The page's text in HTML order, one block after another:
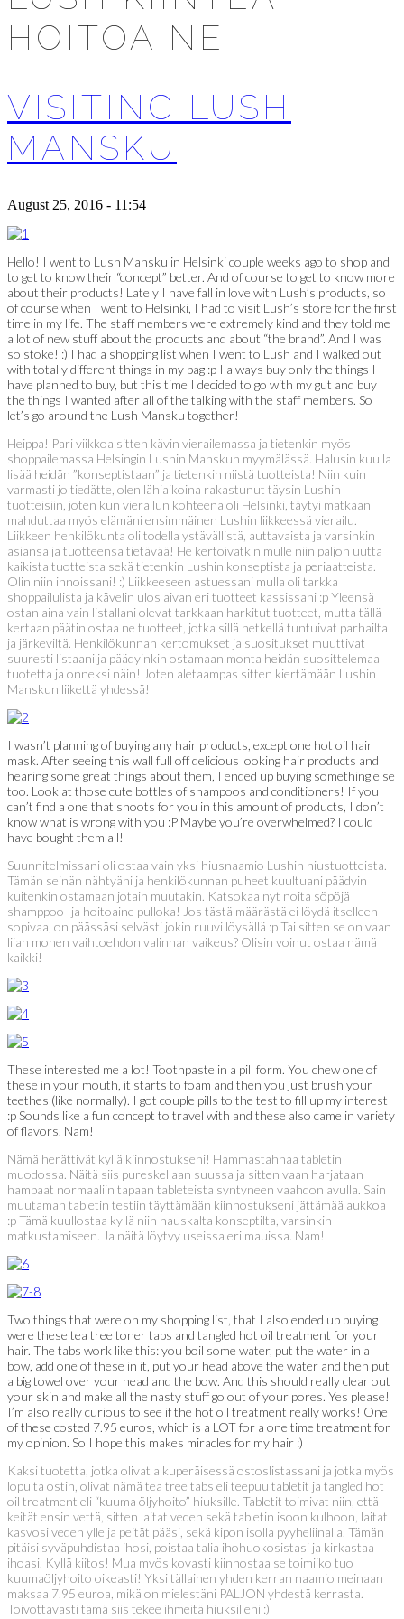
HOITOAINE
VISITING LUSH
MANSKU
August 25, 2016 - 11:54
Hello! I went to Lush Mansku in Helsinki couple weeks ago to shop and
to get to know their “concept” better. And of course to get to know more
about their products! Lately I have fall in love with Lush’s products, so
of course when I went to Helsinki, I had to visit Lush’s store for the first
time in my life. The staff members were extremely kind and they told me
a lot of new stuff about the products and about “the brand”. And I was
so stoke! :) I had a shopping list when I went to Lush and I walked out
with totally different things in my bag :p I always buy only the things I
have planned to buy, but this time I decided to go with my gut and buy
the things I wanted after all of the talking with the staff members. So
let’s go around the Lush Mansku together!
Heippa! Pari viikkoa sitten kävin vierailemassa ja tietenkin myös
shoppailemassa Helsingin Lushin Manskun myymälässä. Halusin kuulla
lisää heidän ”konseptistaan” ja tietenkin niistä tuotteista! Niin kuin
varmasti jo tiedätte, olen lähiaikoina rakastunut täysin Lushin
tuotteisiin, joten kun vierailun kohteena oli Helsinki, täytyi matkaan
mahduttaa myös elämäni ensimmäinen Lushin liikkeessä vierailu.
Liikkeen henkilökunta oli todella ystävällistä, auttavaista ja varsinkin
asiansa ja tuotteensa tietävää! He kertoivatkin mulle niin paljon uutta
kaikista tuotteista sekä tietenkin Lushin konseptista ja periaatteista.
Olin niin innoissani! :) Liikkeeseen astuessani mulla oli tarkka
shoppailulista ja kävelin ulos aivan eri tuotteet kassissani :p Yleensä
ostan aina vain listallani olevat tarkkaan harkitut tuotteet, mutta tällä
kertaan päätin ostaa ne tuotteet, jotka sillä hetkellä tuntuivat parhailta
ja järkeviltä. Henkilökunnan kertomukset ja suositukset muuttivat
suuresti listaani ja päädyinkin ostamaan monta heidän suosittelemaa
tuotetta ja onneksi näin! Joten aletaampas sitten kiertämään Lushin
Manskun liikettä yhdessä!
I wasn’t planning of buying any hair products, except one hot oil hair
mask. After seeing this wall full off delicious looking hair products and
hearing some great things about them, I ended up buying something else
too. Look at those cute bottles of shampoos and conditioners! If you
can’t find a one that shoots for you in this amount of products, I don’t
know what is wrong with you :P Maybe you’re overwhelmed? I could
have bought them all!
Suunnitelmissani oli ostaa vain yksi hiusnaamio Lushin hiustuotteista.
Tämän seinän nähtyäni ja henkilökunnan puheet kuultuani päädyin
kuitenkin ostamaan jotain muutakin. Katsokaa nyt noita söpöjä
shamppoo- ja hoitoaine pulloka! Jos tästä määrästä ei löydä itselleen
sopivaa, on päässäsi selvästi jokin ruuvi löysällä :p Tai sitten se on vaan
liian monen vaihtoehdon valinnan vaikeus? Olisin voinut ostaa nämä
kaikki!
These interested me a lot! Toothpaste in a pill form. You chew one of
these in your mouth, it starts to foam and then you just brush your
teethes (like normally). I got couple pills to the test to fill up my interest
:p Sounds like a fun concept to travel with and these also came in variety
of flavors. Nam!
Nämä herättivät kyllä kiinnostukseni! Hammastahnaa tabletin
muodossa. Näitä siis pureskellaan suussa ja sitten vaan harjataan
hampaat normaaliin tapaan tableteista syntyneen vaahdon avulla. Sain
muutaman tabletin testiin täyttämään kiinnostukseni jättämää aukkoa
:p Tämä kuullostaa kyllä niin hauskalta konseptilta, varsinkin
matkustamiseen. Ja näitä löytyy useissa eri mauissa. Nam!
Two things that were on my shopping list, that I also ended up buying
were these tea tree toner tabs and tangled hot oil treatment for your
hair. The tabs work like this: you boil some water, put the water in a
bow, add one of these in it, put your head above the water and then put
a big towel over your head and the bow. And this should really clear out
your skin and make all the nasty stuff go out of your pores. Yes please!
I’m also really curious to see if the hot oil treatment really works! One
of these costed 7.95 euros, which is a LOT for a one time treatment for
my opinion. So I hope this makes miracles for my hair :)
Kaksi tuotetta, jotka olivat alkuperäisessä ostoslistassani ja jotka myös
lopulta ostin, olivat nämä tea tree tabs eli teepuu tabletit ja tangled hot
oil treatment eli “kuuma öljyhoito” hiuksille. Tabletit toimivat niin, että
keität ensin vettä, sitten laitat veden sekä tabletin isoon kulhoon, laitat
kasvosi veden ylle ja peität pääsi, sekä kipon isolla pyyheliinalla. Tämän
pitäisi syväpuhdistaa ihosi, poistaa talia ihohuokosistasi ja kirkastaa
ihoasi. Kyllä kiitos! Mua myös kovasti kiinnostaa se toimiiko tuo
kuumaöljyhoito oikeasti! Yksi tällainen yhden kerran naamio meinaan
maksaa 7.95 euroa, mikä on mielestäni PALJON yhdestä kerrasta.
Toivottavasti tämä siis tekee ihmeitä hiuksilleni :)